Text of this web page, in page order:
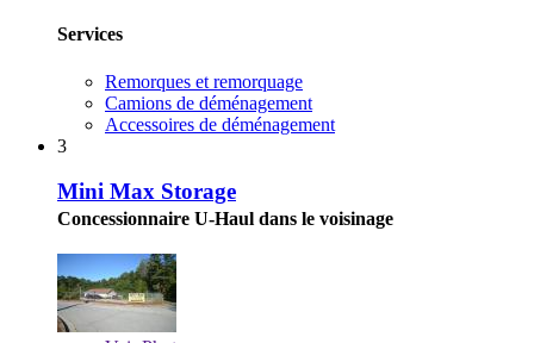
Services
Remorques et remorquage
Camions de déménagement
Accessoires de déménagement
3
Mini Max Storage
Concessionnaire U-Haul dans le voisinage